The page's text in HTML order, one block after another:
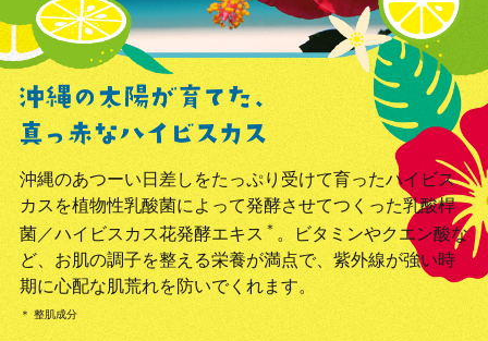
沖縄のあつーい日差しをたっぷり受けて育ったハイビス
カスを植物性乳酸菌によって発酵させてつくった乳酸桿
菌／ハイビスカス花発酵エキス ＊ 。ビタミンやクエン酸な
ど、お肌の調子を整える栄養が満点で、紫外線が強い時
期に心配な肌荒れを防いでくれます。
＊ 整肌成分